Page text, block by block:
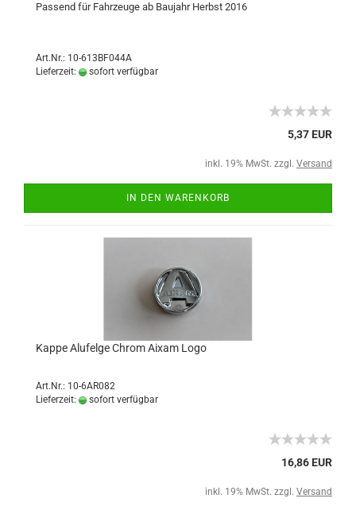
Passend für Fahrzeuge ab Baujahr Herbst 2016
Art.Nr.: 10-613BF044A
Lieferzeit:
sofort verfügbar
5,37 EUR
inkl. 19% MwSt. zzgl. Versand
IN DEN WARENKORB
Kappe Alufelge Chrom Aixam Logo
Art.Nr.: 10-6AR082
Lieferzeit:
sofort verfügbar
16,86 EUR
inkl. 19% MwSt. zzgl. Versand